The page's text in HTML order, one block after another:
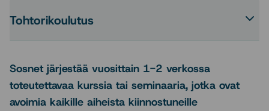
Tohtorikoulutus
tai
Sosnet järjestää vuosittain 1-2 verkossa
toteutettavaa kurssia tai seminaaria, jotka ovat
avoimia kaikille aiheista kiinnostuneille